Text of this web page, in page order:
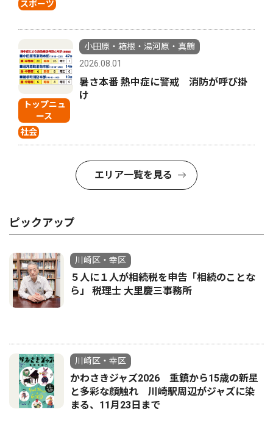
スポーツ
トップニュ
ース
社会
小田原・箱根・湯河原・真鶴
2026.08.01
暑さ本番 熱中症に警戒 消防が呼び掛
け
エリア一覧を見る
ピックアップ
川崎区・幸区
５人に１人が相続税を申告「相続のことな
ら」 税理士 大里慶三事務所
川崎区・幸区
かわさきジャズ2026 重鎮から15歳の新星
と多彩な顔触れ 川崎駅周辺がジャズに染
まる、11月23日まで